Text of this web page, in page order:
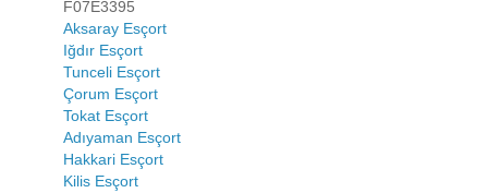
F07E3395
Aksaray Esçort
Iğdır Esçort
Tunceli Esçort
Çorum Esçort
Tokat Esçort
Adıyaman Esçort
Hakkari Esçort
Kilis Esçort